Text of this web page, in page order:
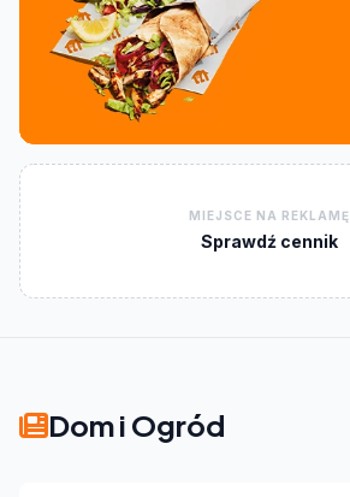
MIEJSCE NA REKLAMĘ
Sprawdź cennik
Dom i Ogród